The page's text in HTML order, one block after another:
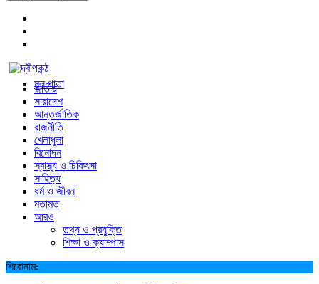
মুল পাতা
জাতীয়
সারাদেশ
আন্তর্জাতিক
রাজনীতি
খেলাধুলা
বিনোদন
স্বাস্থ্য ও চিকিৎসা
সাহিত্য
ধর্ম ও জীবন
মতামত
আরও
তথ্য ও প্রযুক্তি
শিক্ষা ও ক্যাম্পাস
শিরোনামঃ